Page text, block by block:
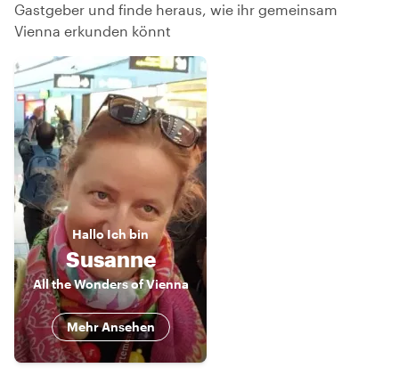
Gastgeber und finde heraus, wie ihr gemeinsam
Vienna erkunden könnt
HalloIch bin
Susanne
All the Wonders of Vienna
Mehr Ansehen